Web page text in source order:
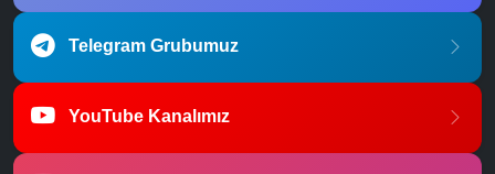
Telegram Grubumuz
YouTube Kanalımız